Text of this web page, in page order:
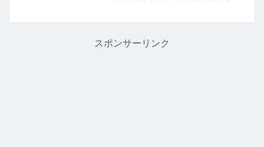
スポンサーリンク